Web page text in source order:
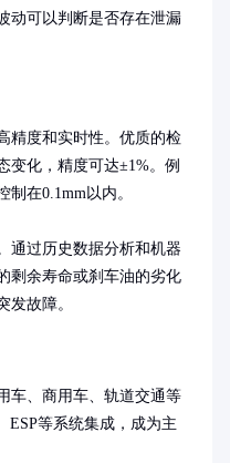
动可以判断是否存在泄漏
精度和实时性。优质的检
变化，精度可达±1%。例
在0.1mm以内。
通过历史数据分析和机器
剩余寿命或刹车油的劣化
发故障。
车、商用车、轨道交通等
ESP等系统集成，成为主